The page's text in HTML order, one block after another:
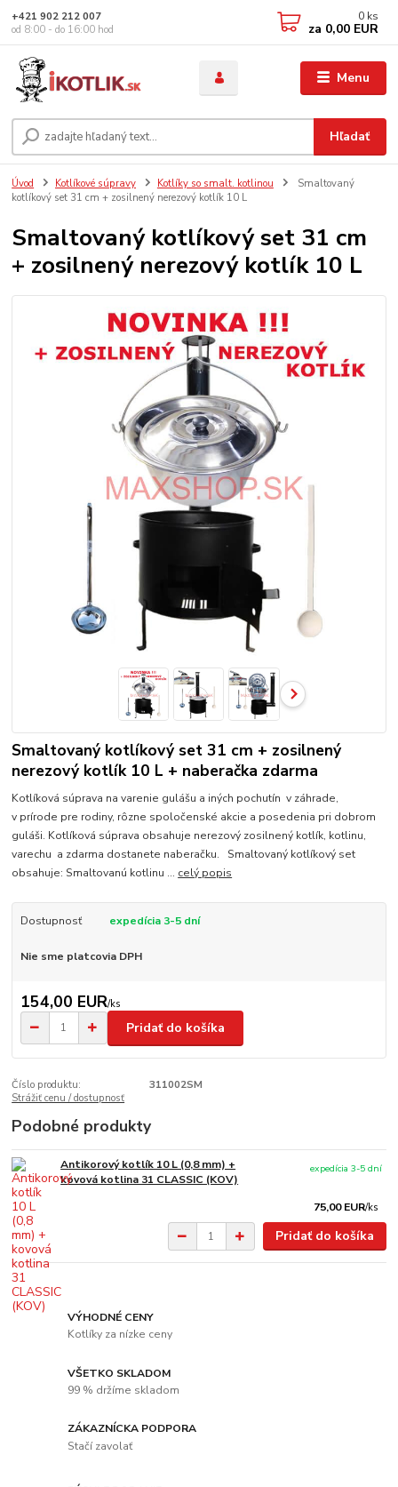
Menu
Hľadať
+421 902 212 007
od 8:00 - do 16:00 hod
0 ks
za 0,00 EUR
Úvod Kotlíkové súpravy Kotlíky so smalt. kotlinou
Smaltovaný
kotlíkový set 31 cm + zosilnený nerezový kotlík 10 L
Smaltovaný kotlíkový set 31 cm
+ zosilnený nerezový kotlík 10 L
Smaltovaný kotlíkový set 31 cm + zosilnený
nerezový kotlík 10 L + naberačka zdarma
Kotlíková súprava na varenie gulášu a iných pochutín v záhrade,
v prírode pre rodiny, rôzne spoločenské akcie a posedenia pri dobrom
guláši. Kotlíková súprava obsahuje nerezový zosilnený kotlík, kotlinu,
varechu a zdarma dostanete naberačku. Smaltovaný kotlíkový set
obsahuje: Smaltovanú kotlinu ... celý popis
Dostupnosť expedícia 3-5 dní
Nie sme platcovia DPH
154,00 EUR/ks
Pridať do košíka
Číslo produktu:
311002SM
Strážiť cenu / dostupnosť
Podobné produkty
Antikorový kotlík 10 L (0,8 mm) +
kovová kotlina 31 CLASSIC (KOV)
75,00 EUR/ks
expedícia 3-5 dní
Pridať do košíka
VÝHODNÉ CENY
Kotlíky za nízke ceny
VŠETKO SKLADOM
99 % držíme skladom
ZÁKAZNÍCKA PODPORA
Stačí zavolať